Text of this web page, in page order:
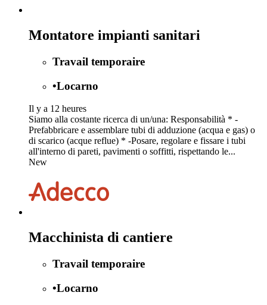
Montatore impianti sanitari
Travail temporaire
•Locarno
Il y a 12 heures
Siamo alla costante ricerca di un/una: Responsabilità * -
Prefabbricare e assemblare tubi di adduzione (acqua e gas) o
di scarico (acque reflue) * -Posare, regolare e fissare i tubi
all'interno di pareti, pavimenti o soffitti, rispettando le...
New
Macchinista di cantiere
Travail temporaire
•Locarno